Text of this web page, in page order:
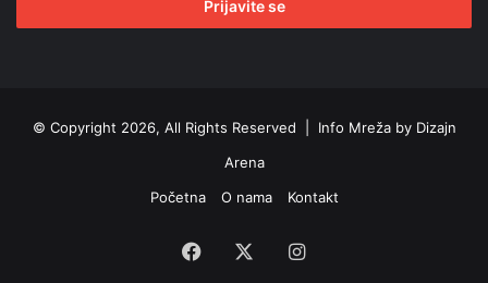
© Copyright 2026, All Rights Reserved | Info Mreža by Dizajn
Arena
Početna
O nama Kontakt
Facebook Instagram